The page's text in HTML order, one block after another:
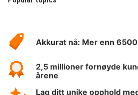
Hotelspecials
Akkurat nå: Mer enn
2,5 millioner fornøyde
årene
Lag ditt unike opphold